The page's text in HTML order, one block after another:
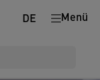
Menü
DE